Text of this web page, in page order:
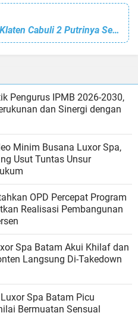
Gempar Ayah Kandung di Klaten Cabuli 2 Putrinya Sejak 2020, Polisi: Kakak dan Adik Menulis Kronologi di Buku Diary
Pengurus IPMB 2026-2030,
dan Sinergi dengan
Minim Busana Luxor Spa,
Usut Tuntas Unsur
OPD Percepat Program
Realisasi Pembangunan
Spa Batam Akui Khilaf dan
Langsung Di-Takedown
Spa Batam Picu
Bermuatan Sensual